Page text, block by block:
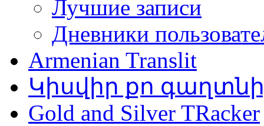
Лучшие записи
Дневники
Armenian Translit
Կիսվիր քո
Gold and Silver TRacker